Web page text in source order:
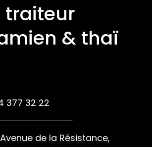
traiteur
& thaï
377 32 22
de la Résistance,